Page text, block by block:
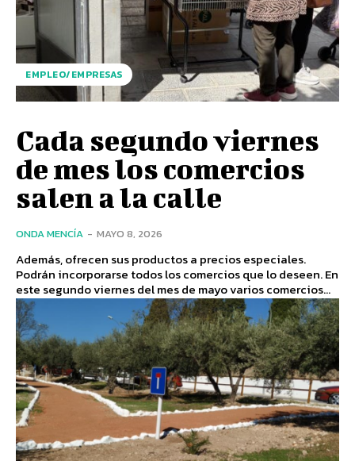
EMPLEO/EMPRESAS
Cada segundo viernes
de mes los comercios
salen a la calle
ONDA MENCÍA - MAYO 8, 2026
Además, ofrecen sus productos a precios especiales.
Podrán incorporarse todos los comercios que lo deseen. En
este segundo viernes del mes de mayo varios comercios...